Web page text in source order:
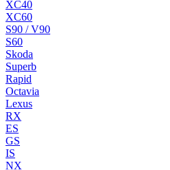
XC40
XC60
S90 / V90
S60
Skoda
Superb
Rapid
Octavia
Lexus
RX
ES
GS
IS
NX